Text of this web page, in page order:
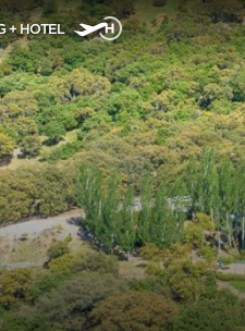
+ HOTEL